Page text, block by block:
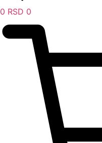
0 RSD 0